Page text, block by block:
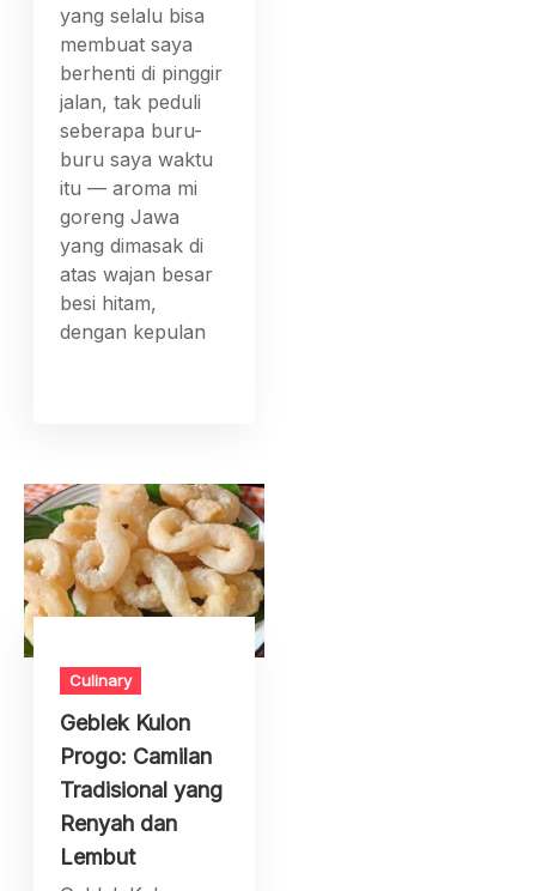
yang selalu bisa
membuat saya
berhenti di pinggir
jalan, tak peduli
seberapa buru-
buru saya waktu
itu — aroma mi
goreng Jawa
yang dimasak di
atas wajan besar
besi hitam,
dengan kepulan
Culinary
Geblek Kulon
Progo: Camilan
Tradisional yang
Renyah dan
Lembut